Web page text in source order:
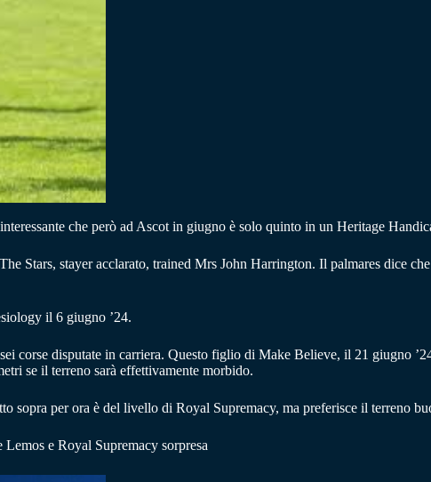
che però ad Ascot in giugno è solo quinto in un Heritage
Stars, stayer acclarato, trained Mrs John Harrington. Il palmares dice
il 6 giugno ’24.
corse disputate in carriera. Questo figlio di Make Believe, il 21 giugno
se il terreno sarà effettivamente morbido.
sopra per ora è del livello di Royal Supremacy, ma preferisce il terreno
e Royal Supremacy sorpresa